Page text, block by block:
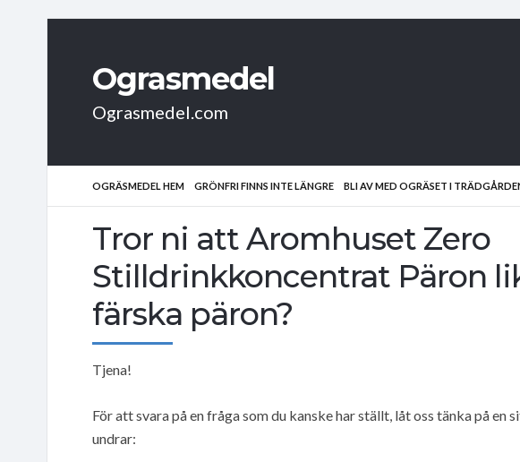
Ograsmedel
Ograsmedel.com
OGRÄSMEDEL HEM GRÖNFRI FINNS INTE LÄNGRE BLI AV MED OGRÄSET I
Tror ni att Aromhuset Zero
Stilldrinkkoncentrat Päron
färska päron?
Tjena!
För att svara på en fråga som du kanske har ställt, låt oss tänka på en
undrar: